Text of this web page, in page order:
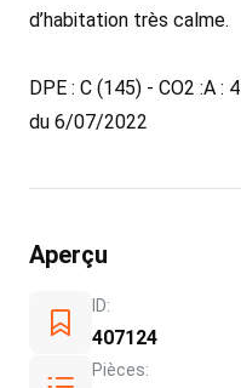
d’habitation très calme.
DPE : C (145) - CO2 :A : 4
du 6/07/2022
Aperçu
ID:
407124
Pièces: